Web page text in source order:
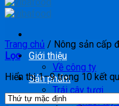
Giới thiệu
Về công ty
Sản phẩm
Trái cây tươi
Chuối tây
Trang chủ / Nông sản cấp
Lọc
Hiển thị 1–9 trong 10 kết